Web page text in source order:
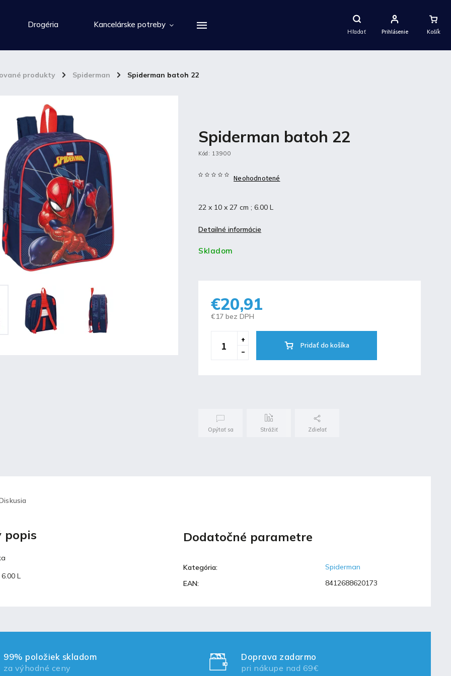
Hľadať
Nákupný
Košík
Prihlásenie
Drogéria Kancelárske potreby
produkty / Spiderman / Spiderman batoh 22
Spiderman batoh 22
Kód: 13900
Neohodnotené
22 x 10 x 27 cm ; 6.00 L
Detailné informácie
Skladom
€20,91
€17 bez DPH
Pridať do košíka
Opýtať sa Strážiť Zdieľať
popis
L
Dodatočné parametre
Kategória:
Spiderman
EAN: 8412688620173
99% položiek skladom
za výhodné ceny
Doprava zadarmo
pri nákupe nad 69€